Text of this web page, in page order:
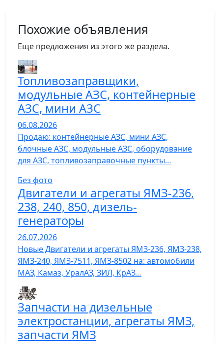
Похожие объявления
Еще предложения из этого же раздела.
Топливозаправщики,
модульные АЗС, контейнерные
АЗС, мини АЗС
06.08.2026
Продаю: контейнерные АЗС, мини АЗС,
блочные АЗС, модульные АЗС, оборудование
для АЗС, топливозаправочные пункты…
Без фото
Двигатели и агрегаты ЯМЗ-236,
238, 240, 850, дизель-
генераторы
26.07.2026
Новые Двигатели и агрегаты ЯМЗ-236, ЯМЗ-238,
ЯМЗ-240, ЯМЗ-7511, ЯМЗ-8502 на: автомобили
МАЗ, Камаз, УралАЗ, ЗИЛ, КрАЗ…
Запчасти на дизельные
электростанции, агрегаты ЯМЗ,
запчасти ЯМЗ